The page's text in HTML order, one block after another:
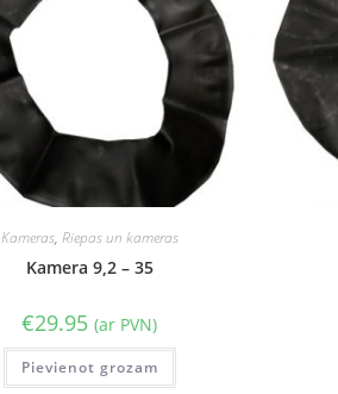
Kameras, Riepas un kameras
Kamera 9,2 – 35
€29.95 (ar PVN)
Pievienot grozam